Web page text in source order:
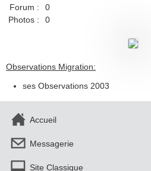
Forum :
0
Photos :
0
Observations Migration:
ses Observations 2003
Accueil
Messagerie
Site Classique